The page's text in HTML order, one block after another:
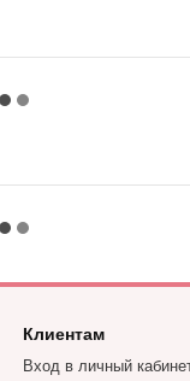
Клиентам
Вход в личный